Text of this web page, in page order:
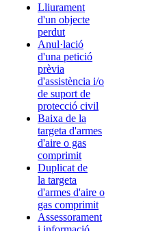
Lliurament
d'un objecte
perdut
Anul·lació
d'una petició
prèvia
d'assistència i/o
de suport de
protecció civil
Baixa de la
targeta d'armes
d'aire o gas
comprimit
Duplicat de
la targeta
d'armes d'aire o
gas comprimit
Assessorament